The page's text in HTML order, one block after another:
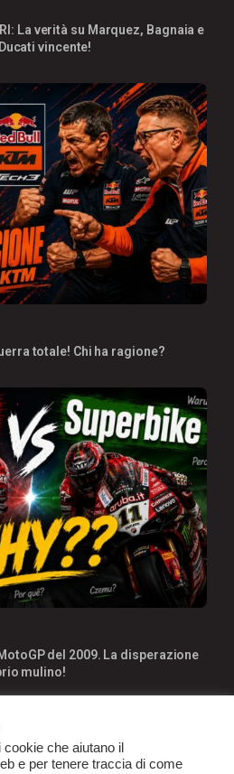
La verità su Marquez, Bagnaia e
vincente!
totale! Chi ha ragione?
del 2009. La disperazione
mulino!
che aiutano il
e per tenere traccia di come